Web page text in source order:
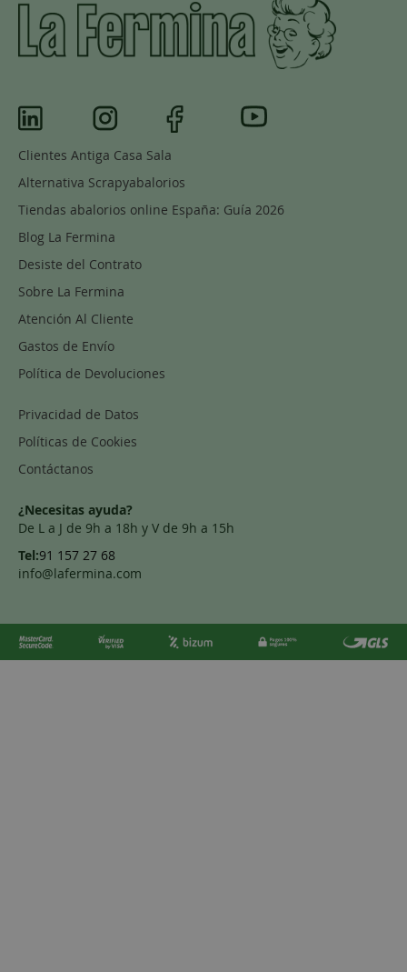
Clientes Antiga Casa Sala
Alternativa Scrapyabalorios
Tiendas abalorios online España: Guía 2026
Blog La Fermina
Desiste del Contrato
Sobre La Fermina
Atención Al Cliente
Gastos de Envío
Política de Devoluciones
Privacidad de Datos
Políticas de Cookies
Contáctanos
¿Necesitas ayuda?
De L a J de 9h a 18h y V de 9h a 15h
Tel:91 157 27 68
info@lafermina.com